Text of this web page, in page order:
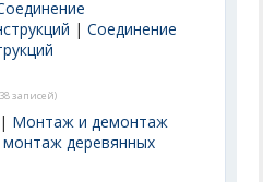
|Соединение
записей)
| Монтаж и демонтаж
деревянных